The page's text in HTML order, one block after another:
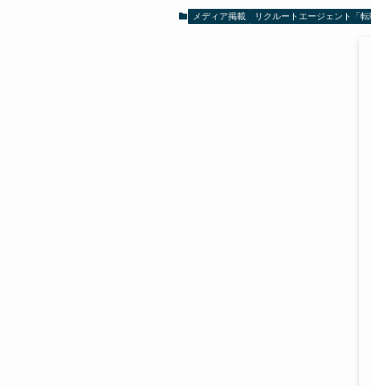
メディア掲載 リクルートエージェント「転